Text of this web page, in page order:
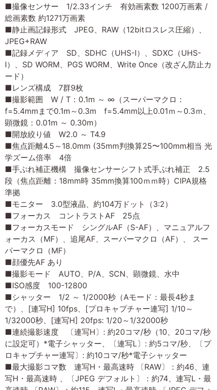
■撮像センサー 1/2.33インチ 有効画素数 1200万画素 /
総画素数 約1271万画素
■静止画記録形式 JPEG、RAW（12bitロスレス圧縮）、
JPEG+RAW
■記録メディア SD、SDHC（UHS-I）、SDXC（UHS-
I）、SD WORM、PGS WORM、Write Once（改ざん防止カ
ード）
■レンズ構成 7群9枚
■撮影範囲 W / T：0.1m ～ ∞（スーパーマクロ：
f=5.4mmまで0.1m～0.3m f=5.4mm以上0.01ｍ～0.3ｍ、
顕微鏡：0.01m ～ 0.30m）
■開放絞り値 W2.0 ～ T4.9
■焦点距離4.5～18.0mm (35mm判換算25〜100mm相当 光
学ズーム倍率 4倍
■手ぶれ補正機構 撮像センサーシフト式手ぶれ補正 2.5
段（焦点距離：18mm時 35mm換算100ｍｍ時）CIPA規格
準拠
■モニター 3.0型液晶、約104万ドット（3:2）
■フォーカス コントラストAF 25点
■フォーカスモード シングルAF（S-AF）、マニュアルフ
ォーカス（MF）、追尾AF、スーパーマクロ（AF）、 スー
パーマクロ（MF）
■顔優先AF あり
■撮影モード AUTO、P/A、SCN、顕微鏡、水中
■ISO感度 100-12800
■シャッター 1/2 ～ 1/2000秒（Aモード：最長4秒ま
で）、[連写H] 10fps、[プロキャプチャー連写] 1/10～
1/32000秒、[連写H] 20fps: 1/20～1/32000秒
■連続撮影速度 〔連写H〕: 約20コマ/秒（10、20コマ/秒
に設定可）*電子シャッター、〔連写L〕: 約5コマ/秒、〔プ
ロキャプチャー連写〕: 約10コマ/秒*電子シャッター
■最大撮影コマ数 連写H・最高速時 〔RAW〕：約46、連
写H・最高速時 、〔JPEG デフォルト〕：約74、連写L・最